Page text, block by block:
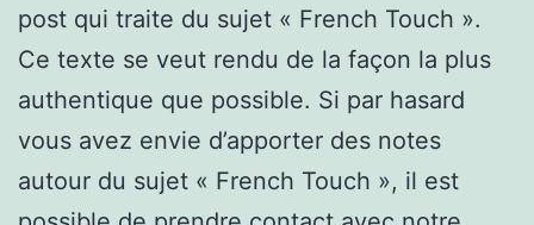
post qui traite du sujet « French Touch ».
Ce texte se veut rendu de la façon la plus
authentique que possible. Si par hasard
vous avez envie d’apporter des notes
autour du sujet « French Touch », il est